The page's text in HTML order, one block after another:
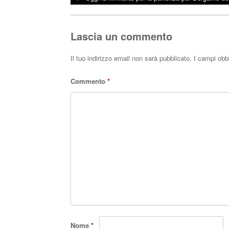
bo
ok
tte
r
ts
A
pp
Post navigation
Lascia un commento
Il tuo indirizzo email non sarà pubblicato. I campi
Commento *
Nome *